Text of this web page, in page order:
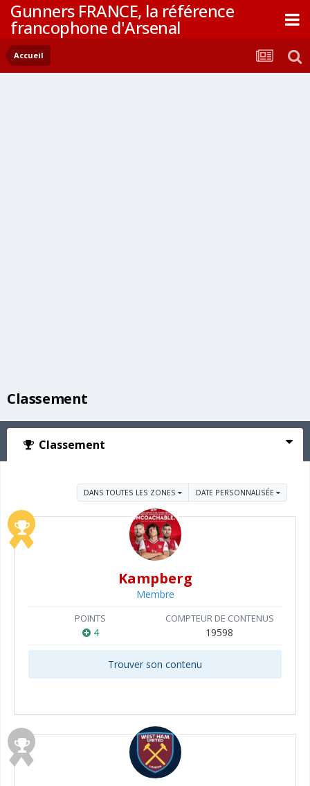
Gunners FRANCE, la référence
francophone d'Arsenal
Accueil
Classement
Classement
DANS TOUTES LES ZONES DATE PERSONNALISÉE
Kampberg
Membre
POINTS
4
COMPTEUR DE CONTENUS
19598
Trouver son contenu